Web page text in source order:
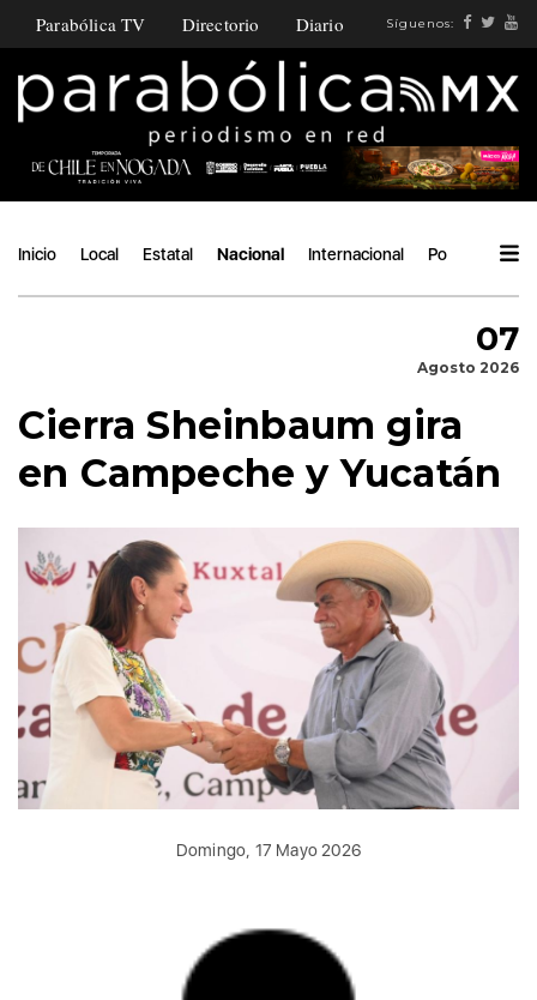
Parabólica TV Directorio Diario Síguenos:
Inicio Local Estatal Nacional Internacional Política
07
Agosto 2026
Cierra Sheinbaum gira
en Campeche y Yucatán
Domingo, 17 Mayo 2026